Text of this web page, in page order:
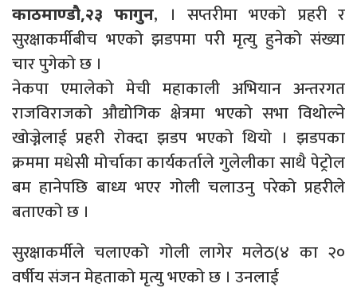
काठमाण्डौ,२३ फागुन, । सप्तरीमा भएको प्रहरी र
सुरक्षाकर्मीबीच भएको झडपमा परी मृत्यु हुनेको संख्या
चार पुगेको छ ।
नेकपा एमालेको मेची महाकाली अभियान अन्तरगत
राजविराजको औद्योगिक क्षेत्रमा भएको सभा विथोल्ने
खोज्नेलाई प्रहरी रोक्दा झडप भएको थियो । झडपका
क्रममा मधेसी मोर्चाका कार्यकर्ताले गुलेलीका साथै पेट्रोल
बम हानेपछि बाध्य भएर गोली चलाउनु परेको प्रहरीले
बताएको छ ।
सुरक्षाकर्मीले चलाएको गोली लागेर मलेठ(४ का २०
वर्षीय संजन मेहताको मृत्यु भएको छ । उनलाई